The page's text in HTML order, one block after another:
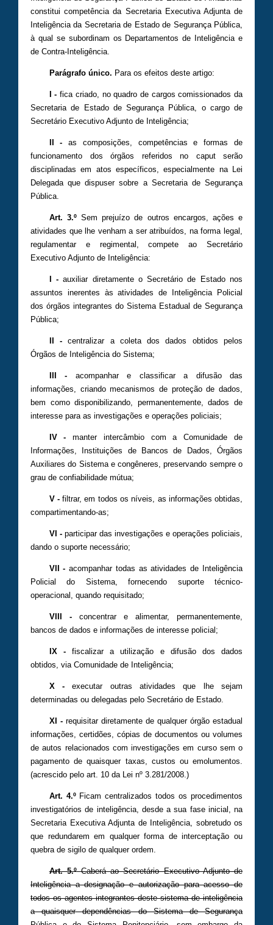
constitui competência da Secretaria Executiva Adjunta de
Inteligência da Secretaria de Estado de Segurança Pública,
à qual se subordinam os Departamentos de Inteligência e
de Contra-Inteligência.
Parágrafo único. Para os efeitos deste artigo:
I - fica criado, no quadro de cargos comissionados da
Secretaria de Estado de Segurança Pública, o cargo de
Secretário Executivo Adjunto de Inteligência;
II - as composições, competências e formas de
funcionamento dos órgãos referidos no caput serão
disciplinadas em atos específicos, especialmente na Lei
Delegada que dispuser sobre a Secretaria de Segurança
Pública.
Art. 3.ºSem prejuízo de outros encargos, ações e
atividades que lhe venham a ser atribuídos, na forma legal,
regulamentar e regimental, compete ao Secretário
Executivo Adjunto de Inteligência:
I - auxiliar diretamente o Secretário de Estado nos
assuntos inerentes às atividades de Inteligência Policial
dos órgãos integrantes do Sistema Estadual de Segurança
Pública;
II - centralizar a coleta dos dados obtidos pelos
Órgãos de Inteligência do Sistema;
III - acompanhar e classificar a difusão das
informações, criando mecanismos de proteção de dados,
bem como disponibilizando, permanentemente, dados de
interesse para as investigações e operações policiais;
IV - manter intercâmbio com a Comunidade de
Informações, Instituições de Bancos de Dados, Órgãos
Auxiliares do Sistema e congêneres, preservando sempre o
grau de confiabilidade mútua;
V -filtrar, em todos os níveis, as informações obtidas,
compartimentando-as;
VI -participar das investigações e operações policiais,
dando o suporte necessário;
VII - acompanhar todas as atividades de Inteligência
Policial do Sistema, fornecendo suporte técnico-
operacional, quando requisitado;
VIII -concentrar e alimentar, permanentemente,
bancos de dados e informações de interesse policial;
IX -fiscalizar a utilização e difusão dos dados
obtidos, via Comunidade de Inteligência;
X -executar outras atividades que lhe sejam
determinadas ou delegadas pelo Secretário de Estado.
XI -requisitar diretamente de qualquer órgão estadual
informações, certidões, cópias de documentos ou volumes
de autos relacionados com investigações em curso sem o
pagamento de quaisquer taxas, custos ou emolumentos.
(acrescido pelo art. 10 da Lei nº 3.281/2008.)
Art. 4.ºFicam centralizados todos os procedimentos
investigatórios de inteligência, desde a sua fase inicial, na
Secretaria Executiva Adjunta de Inteligência, sobretudo os
que redundarem em qualquer forma de interceptação ou
quebra de sigilo de qualquer ordem.
Art. 5.ºCaberá ao Secretário Executivo Adjunto de
Inteligência a designação e autorização para acesso de
todos os agentes integrantes deste sistema de inteligência
a quaisquer dependências do Sistema de Segurança